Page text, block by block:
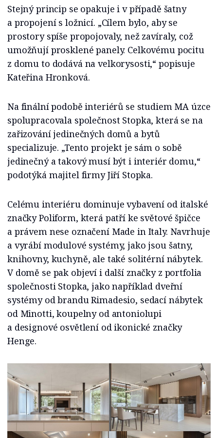
Stejný princip se opakuje i v případě šatny
a propojení s ložnicí. „Cílem bylo, aby se
prostory spíše propojovaly, než zavíraly, což
umožňují prosklené panely. Celkovému pocitu
z domu to dodává na velkorysosti,“ popisuje
Kateřina Hronková.
Na finální podobě interiérů se studiem MA úzce
spolupracovala společnost Stopka, která se na
zařizování jedinečných domů a bytů
specializuje. „Tento projekt je sám o sobě
jedinečný a takový musí být i interiér domu,“
podotýká majitel firmy Jiří Stopka.
Celému interiéru dominuje vybavení od italské
značky Poliform, která patří ke světové špičce
a právem nese označení Made in Italy. Navrhuje
a vyrábí modulové systémy, jako jsou šatny,
knihovny, kuchyně, ale také solitérní nábytek.
V domě se pak objeví i další značky z portfolia
společnosti Stopka, jako například dveřní
systémy od brandu Rimadesio, sedací nábytek
od Minotti, koupelny od antoniolupi
a designové osvětlení od ikonické značky
Henge.